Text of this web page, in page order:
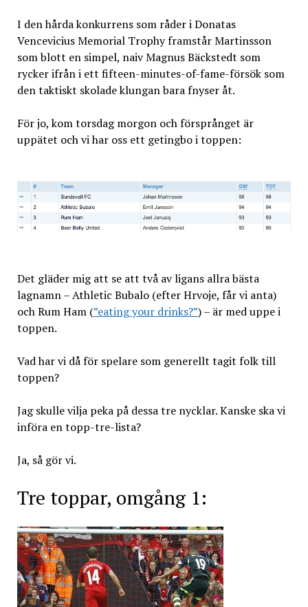
I den hårda konkurrens som råder i Donatas
Vencevicius Memorial Trophy framstår Martinsson
som blott en simpel, naiv Magnus Bäckstedt som
rycker ifrån i ett fifteen-minutes-of-fame-försök som
den taktiskt skolade klungan bara fnyser åt.
För jo, kom torsdag morgon och försprånget är
uppätet och vi har oss ett getingbo i toppen:
Det gläder mig att se att två av ligans allra bästa
lagnamn – Athletic Bubalo (efter Hrvoje, får vi anta)
och Rum Ham (”eating your drinks?”) – är med uppe i
toppen.
Vad har vi då för spelare som generellt tagit folk till
toppen?
Jag skulle vilja peka på dessa tre nycklar. Kanske ska vi
införa en topp-tre-lista?
Ja, så gör vi.
Tre toppar, omgång 1: